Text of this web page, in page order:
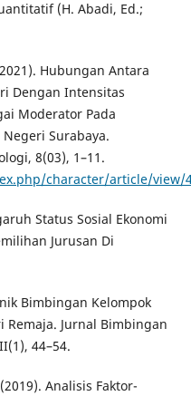
(H. Abadi, Ed.;
Hubungan Antara
Dengan Intensitas
Moderator Pada
Surabaya.
8(03), 1–11.
character/article/view/
Status Sosial Ekonomi
Jurusan Di
Bimbingan Kelompok
Remaja. Jurnal Bimbingan
44–54.
Analisis Faktor-